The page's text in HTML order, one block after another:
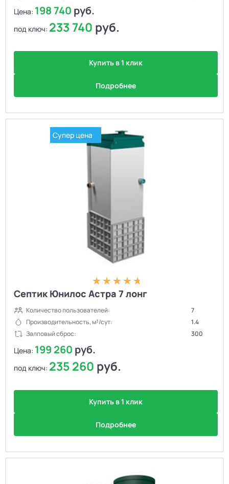
Цена: 198 740 руб.
под ключ: 233 740 руб.
Купить в 1 клик
Подробнее
Супер цена
Септик Юнилос Астра 7 лонг
Количество пользователей:
7
Производительность, м³/сут:
1.4
Залповый сброс:
300
Цена: 199 260 руб.
под ключ: 235 260 руб.
Купить в 1 клик
Подробнее